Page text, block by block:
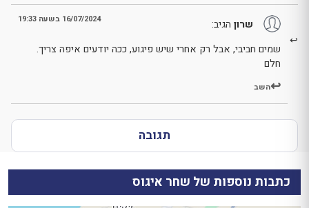
שרון הגיב: 16/07/2024 בשעה 19:33
שמים חביבי, אבל רק אחרי שיש פיגוע, ככה יודעים איפה צריך.
חלם
השב
תגובה
כתבות נוספות של שחר איגוס